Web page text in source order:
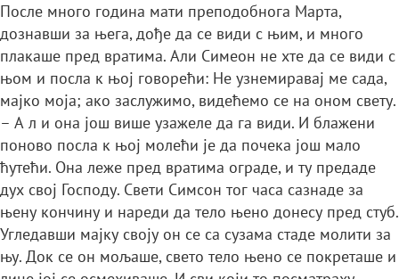
После много година мати преподобнога Марта,
дознавши за њега, дође да се види с њим, и много
плакаше пред вратима. Али Симеон не хте да се види с
њом и посла к њој говорећи: Не узнемиравај ме сада,
мајко моја; ако заслужимо, видећемо се на оном свету.
– А л и она још више узажеле да га види. И блажени
поново посла к њој молећи је да почека још мало
ћутећи. Она леже пред вратима ограде, и ту предаде
дух свој Господу. Свети Симсон тог часа сазнаде за
њену кончину и нареди да тело њено донесу пред стуб.
Угледавши мајку своју он се са сузама стаде молити за
њу. Док се он мољаше, свето тело њено се покреташе и